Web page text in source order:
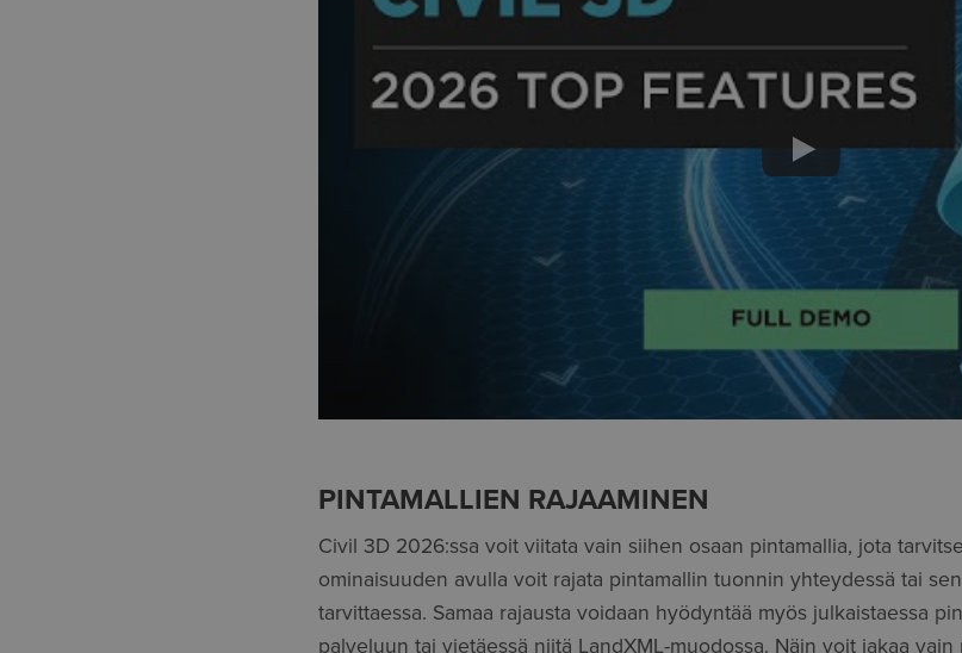
PINTAMALLIEN RAJAAMINEN
Civil 3D 2026:ssa voit viitata vain siihen osaan pintamallia, jota
ominaisuuden avulla voit rajata pintamallin tuonnin yhteydessä tai
tarvittaessa. Samaa rajausta voidaan hyödyntää myös julkaistaessa
palveluun tai vietäessä niitä LandXML-muodossa. Näin voit jakaa